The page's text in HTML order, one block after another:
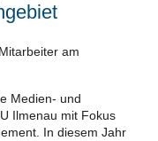
am
Medien- und
Ilmenau mit Fokus
In diesem Jahr